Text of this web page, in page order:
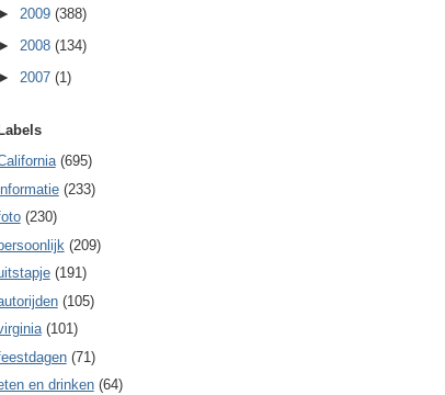
► 2009 (388)
► 2008 (134)
► 2007 (1)
Labels
(695)
(233)
(230)
(209)
(191)
(105)
(101)
(71)
en drinken (64)